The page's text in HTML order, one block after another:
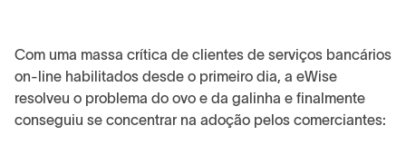
Com uma massa crítica de clientes de serviços bancários
on-line habilitados desde o primeiro dia, a eWise
resolveu o problema do ovo e da galinha e finalmente
conseguiu se concentrar na adoção pelos comerciantes: